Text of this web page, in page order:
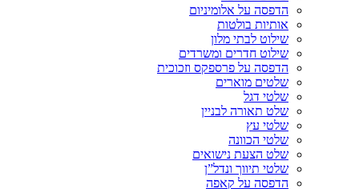
הדפסה על אלומיניום
אותיות בולטות
שילוט לבתי מלון
שילוט חדרים ומשרדים
הדפסה על פרספקס וזכוכית
שלטים מוארים
שלטי דגל
שלט תאורה לבניין
שלטי עץ
שלטי הכוונה
שלט הצעת נישואים
שלטי תיווך ונדל”ן
הדפסה על קאפה